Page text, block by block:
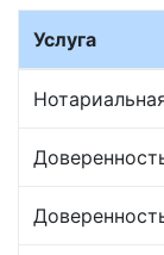
Услуга